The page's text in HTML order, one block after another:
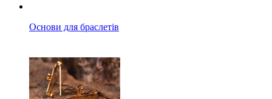
Основи для браслетів